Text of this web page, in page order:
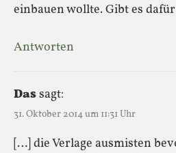
einbauen wollte. Gibt es
Antworten
Dassagt:
31. Oktober 2014 um 11:31 Uhr
[…] die Verlage ausmisten